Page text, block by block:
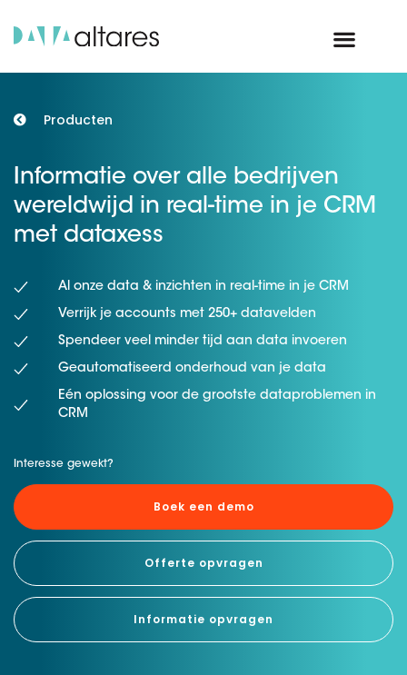
Producten
Informatie over alle bedrijven
wereldwijd in real-time in je CRM
met dataxess
Al onze data & inzichten in real-time in je CRM
Verrijk je accounts met 250+ datavelden
Spendeer veel minder tijd aan data invoeren
Geautomatiseerd onderhoud van je data
Eén oplossing voor de grootste dataproblemen in
CRM
Interesse gewekt?
Boek een demo
Offerte opvragen
Informatie opvragen